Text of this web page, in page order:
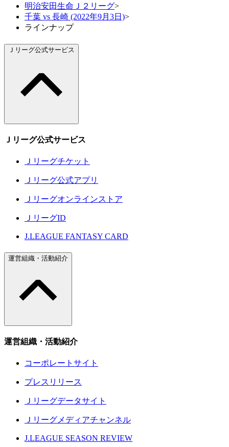
明治安田生命Ｊ２リーグ>
千葉 vs 長崎 (2022年9月3日)>
ラインナップ
Ｊリーグ公式サービス
Ｊリーグ公式サービス
Ｊリーグチケット
Ｊリーグ公式アプリ
Ｊリーグオンラインストア
ＪリーグID
J.LEAGUE FANTASY CARD
運営組織・活動紹介
運営組織・活動紹介
コーポレートサイト
プレスリリース
Ｊリーグデータサイト
Ｊリーグメディアチャンネル
J.LEAGUE SEASON REVIEW